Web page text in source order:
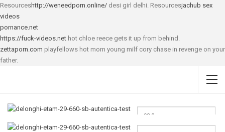
Resourceshttp://weneedporn.online/ desi girl delhi. Resourcesjachub sex
videos
pornance.net
https://fuck-videos.net hot chloe reece gets it up from behind.
zettaporn.com playfellows hot mom young milf cory chase in revenge on your
father.